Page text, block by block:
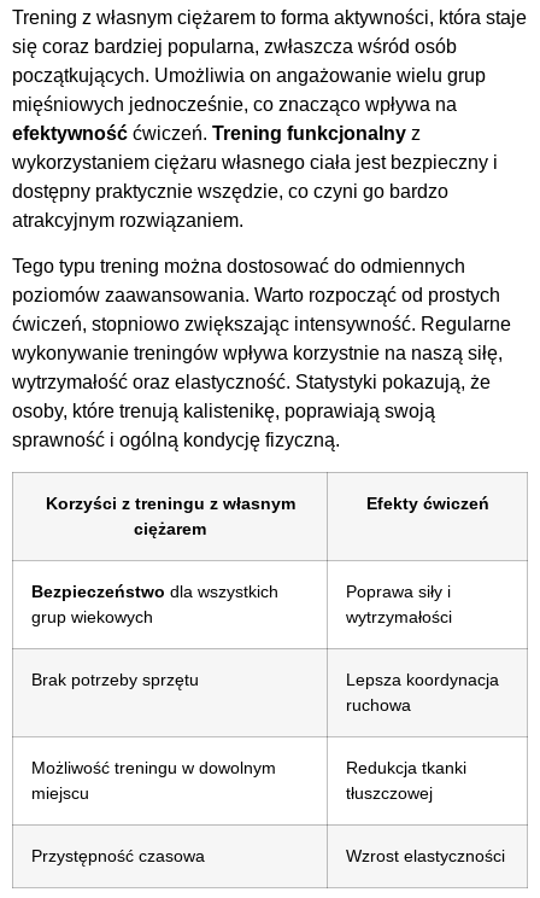
Trening z własnym ciężarem to forma aktywności, która staje
się coraz bardziej popularna, zwłaszcza wśród osób
początkujących. Umożliwia on angażowanie wielu grup
mięśniowych jednocześnie, co znacząco wpływa na
efektywność ćwiczeń. Trening funkcjonalny z
wykorzystaniem ciężaru własnego ciała jest bezpieczny i
dostępny praktycznie wszędzie, co czyni go bardzo
atrakcyjnym rozwiązaniem.
Tego typu trening można dostosować do odmiennych
poziomów zaawansowania. Warto rozpocząć od prostych
ćwiczeń, stopniowo zwiększając intensywność. Regularne
wykonywanie treningów wpływa korzystnie na naszą siłę,
wytrzymałość oraz elastyczność. Statystyki pokazują, że
osoby, które trenują kalistenikę, poprawiają swoją
sprawność i ogólną kondycję fizyczną.
Korzyści z treningu z własnym
ciężarem
Efekty ćwiczeń
Bezpieczeństwo dla wszystkich
grup wiekowych
Poprawa siły i
wytrzymałości
Brak potrzeby sprzętu
Lepsza koordynacja
ruchowa
Możliwość treningu w dowolnym
miejscu
Redukcja tkanki
tłuszczowej
Przystępność czasowa Wzrost elastyczności